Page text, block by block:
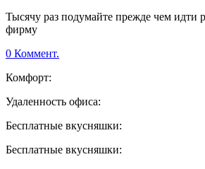
Тысячу раз подумайте прежде чем идти
фирму
0 Коммент.
Комфорт:
Удаленность офиса:
Бесплатные вкусняшки:
Бесплатные вкусняшки: